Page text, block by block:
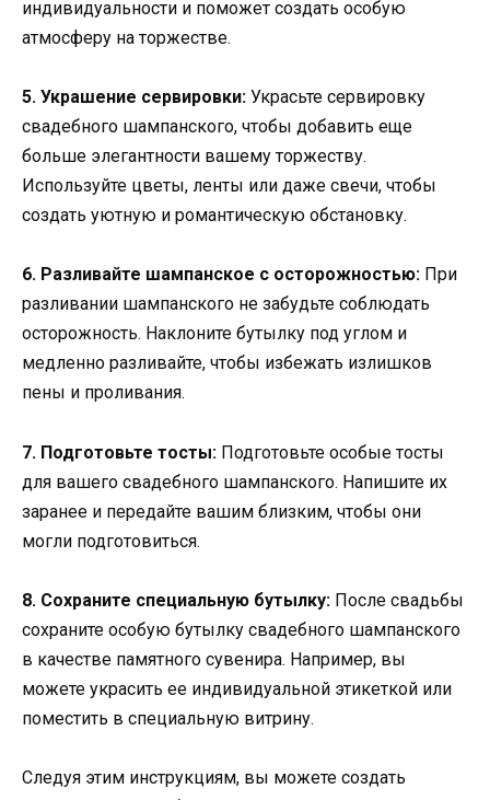
индивидуальности и поможет создать особую
атмосферу на торжестве.
5. Украшение сервировки: Украсьте сервировку
свадебного шампанского, чтобы добавить еще
больше элегантности вашему торжеству.
Используйте цветы, ленты или даже свечи, чтобы
создать уютную и романтическую обстановку.
6. Разливайте шампанское с осторожностью: При
разливании шампанского не забудьте соблюдать
осторожность. Наклоните бутылку под углом и
медленно разливайте, чтобы избежать излишков
пены и проливания.
7. Подготовьте тосты: Подготовьте особые тосты
для вашего свадебного шампанского. Напишите их
заранее и передайте вашим близким, чтобы они
могли подготовиться.
8. Сохраните специальную бутылку: После свадьбы
сохраните особую бутылку свадебного шампанского
в качестве памятного сувенира. Например, вы
можете украсить ее индивидуальной этикеткой или
поместить в специальную витрину.
Следуя этим инструкциям, вы можете создать